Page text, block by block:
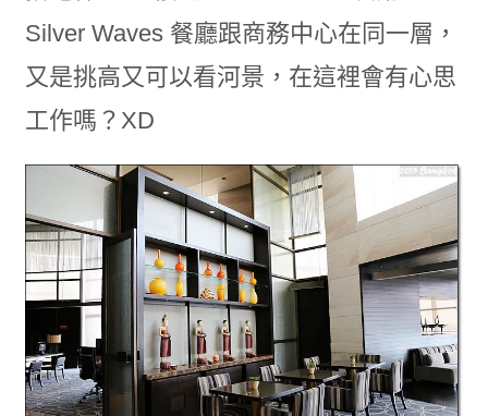
Silver Waves 餐廳跟商務中心在同一層，
又是挑高又可以看河景，在這裡會有心思
工作嗎？XD